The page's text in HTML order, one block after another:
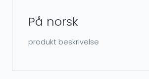
På norsk
produkt beskrivelse